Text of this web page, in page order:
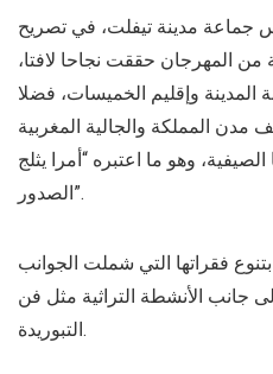
جماعة مدينة تيفلت، في تصريح
المهرجان حققت نجاحا لافتا،
وإقليم الخميسات، فضلا
المملكة والجالية المغربية
وهو ما اعتبره “أمرا يثلج
الصدور”.
فقراتها التي شملت الجوانب
إلى جانب الأنشطة التراثية مثل فن
التبوريدة.